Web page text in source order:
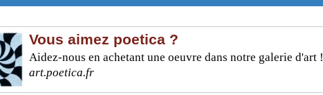
Vous aimez poetica ?
Aidez-nous en achetant une oeuvre dans notre galerie d'art !
art.poetica.fr